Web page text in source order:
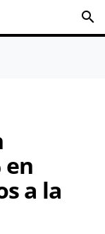
search
en
a la